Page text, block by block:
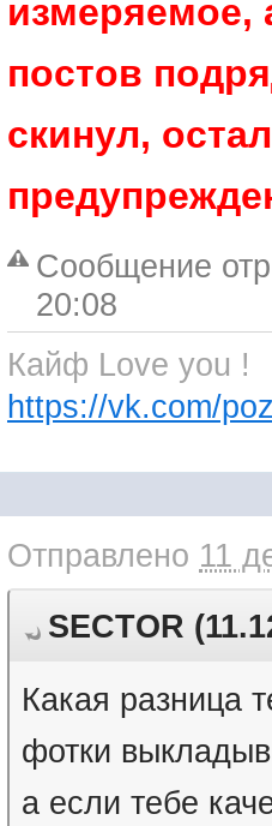
измеряемое,
постов
скинул,
Сообщение
20:08
Кайф Love you !
https://vk.com/
Отправлено 11
SECTOR
Какая разница
фотки
а если тебе